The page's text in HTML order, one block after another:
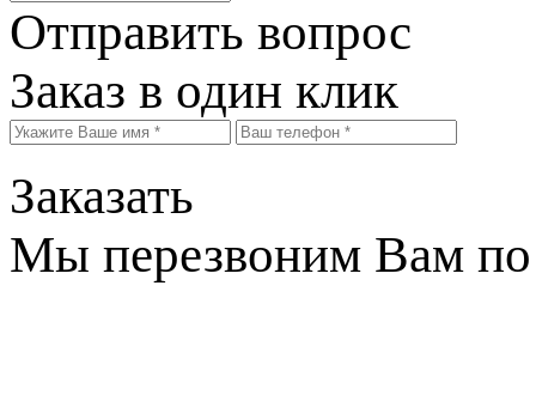
Отправить вопрос
Заказ в один клик
Заказать
Мы перезвоним Вам по